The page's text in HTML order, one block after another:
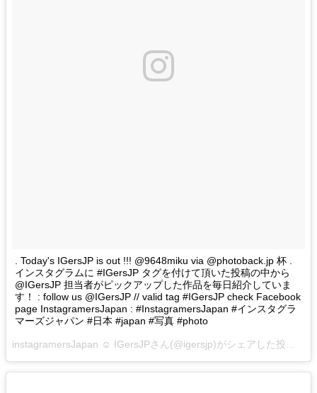
. Today's IGersJP is out !!! @9648miku via @photoback.jp 杯 .
インスタグラムに #IGersJP タグを付けて頂いた投稿の中から
@IGersJP 担当者がピックアップした作品を毎日紹介していま
す！ : follow us @IGersJP // valid tag #IGersJP check Facebook
page InstagramersJapan : #InstagramersJapan #インスタグラ
マーズジャパン #日本 #japan #写真 #photo